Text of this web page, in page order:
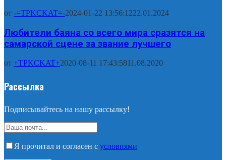
от -=TPKCKAT=-2024-01-22 13:56:1222.01.2024
Любители баяна со всего мира сразятся на
самарской сцене за звание лучшего
от +TPKCKAT+2020-08-11 17:43:5811.08.2020
Рассылка
Подписывайтесь на нашу рассылку!
Я прочитал и согласен с условиями